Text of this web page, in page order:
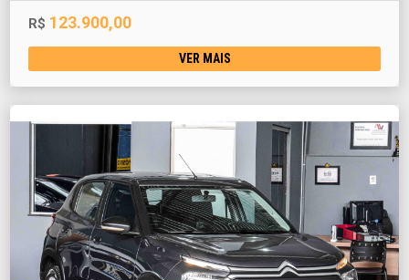
R$ 123.900,00
VER MAIS